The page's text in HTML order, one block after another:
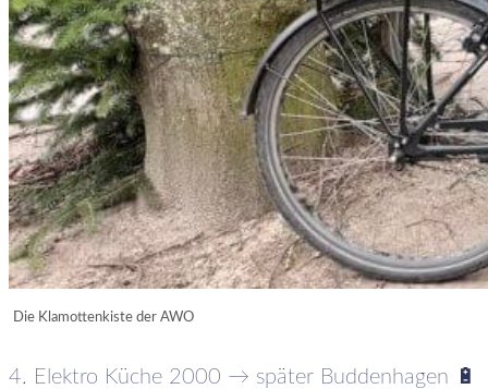
Die Klamottenkiste der AWO
4. Elektro Küche 2000 → später Buddenhagen 🔋